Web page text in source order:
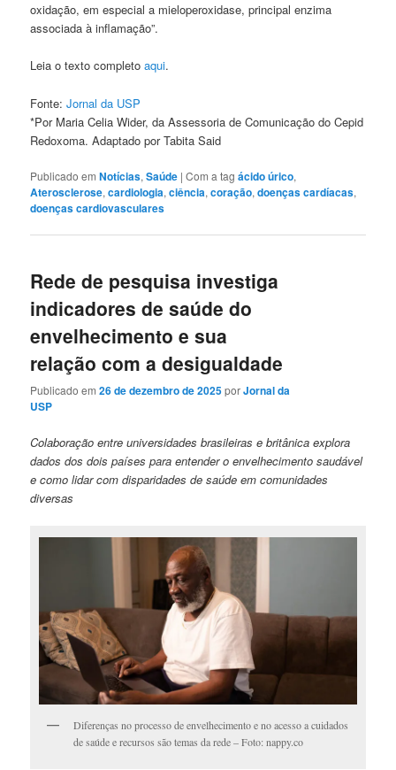
oxidação, em especial a mieloperoxidase, principal enzima
associada à inflamação”.
Leia o texto completoaqui.
Fonte:Jornal da USP
*Por Maria Celia Wider, da Assessoria de Comunicação do Cepid
Redoxoma. Adaptado por Tabita Said
Publicado em Notícias,Saúde |Com a tagácido úrico,
Aterosclerose,cardiologia,ciência,coração,doenças cardíacas,
doenças cardiovasculares
Rede de pesquisa investiga
indicadores de saúde do
envelhecimento e sua
relação com a desigualdade
Publicado em26 de dezembro de 2025porJornal da
USP
Colaboração entre universidades brasileiras e britânica explora
dados dos dois países para entender o envelhecimento saudável
e como lidar com disparidades de saúde em comunidades
diversas
Diferenças no processo de envelhecimento e no acesso a cuidados
de saúde e recursos são temas da rede – Foto: nappy.co